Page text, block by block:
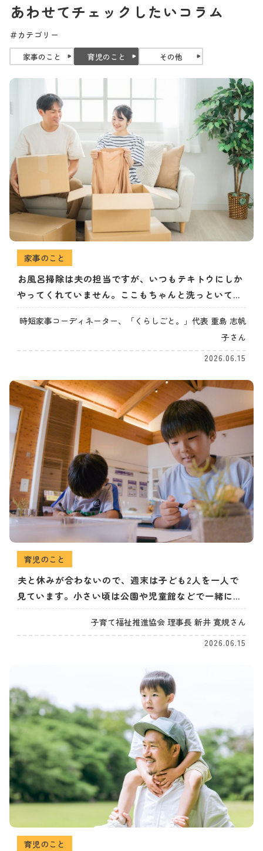
あわせてチェックしたいコラム
＃カテゴリー
家事のこと 育児のこと その他
家事のこと
お風呂掃除は夫の担当ですが、いつもテキトウにしか
やってくれていません。ここもちゃんと洗っといてと
言うと、やってはくれますが、言うのも面倒なので結
局自分でやってしまいます。（30代女性）
時短家事コーディネーター、「くらしごと。」代表 重島 志帆
子さん
2026.06.15
育児のこと
夫と休みが合わないので、週末は子ども2人を一人で
見ています。小さい頃は公園や児童館などで一緒に遊
べていましたが、大きくなるにつれ、どう過ごしてあ
げるのが良いのか悩んでいます。小学生男子2人のた
め、家でゲームやテレビを見ながらダラダラと過ごす
子育て福祉推進協会 理事長 新井 寛規さん
2026.06.15
育児のこと